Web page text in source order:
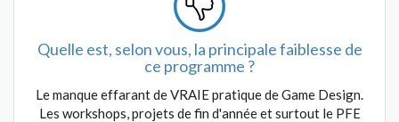
Quelle est, selon vous, la principale faiblesse de
ce programme ?
Le manque effarant de VRAIE pratique de Game Design.
Les workshops, projets de fin d'année et surtout le PFE